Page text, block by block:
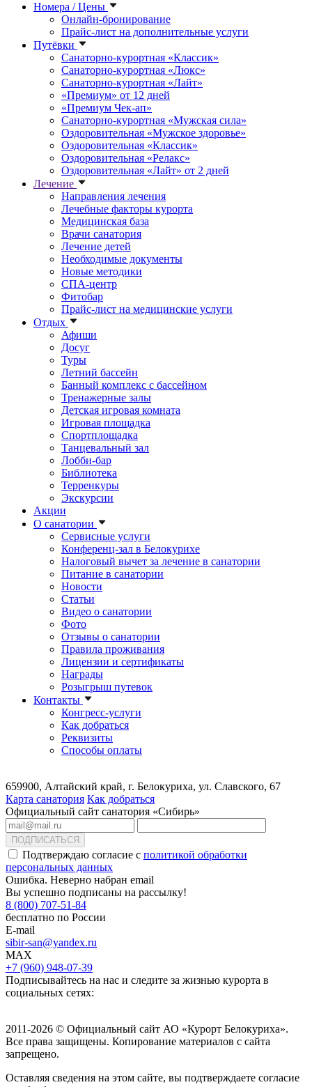
Номера / Цены
Онлайн-бронирование
Прайс-лист на дополнительные услуги
Путёвки
Санаторно-курортная «Классик»
Санаторно-курортная «Люкс»
Санаторно-курортная «Лайт»
«Премиум» от 12 дней
«Премиум Чек-ап»
Санаторно-курортная «Мужская сила»
Оздоровительная «Мужское здоровье»
Оздоровительная «Классик»
Оздоровительная «Релакс»
Оздоровительная «Лайт» от 2 дней
Лечение
Направления лечения
Лечебные факторы курорта
Медицинская база
Врачи санатория
Лечение детей
Необходимые документы
Новые методики
СПА-центр
Фитобар
Прайс-лист на медицинские услуги
Отдых
Афиши
Досуг
Туры
Летний бассейн
Банный комплекс с бассейном
Тренажерные залы
Детская игровая комната
Игровая площадка
Спортплощадка
Танцевальный зал
Лобби-бар
Библиотека
Терренкуры
Экскурсии
Акции
О санатории
Сервисные услуги
Конференц-зал в Белокурихе
Налоговый вычет за лечение в санатории
Питание в санатории
Новости
Статьи
Видео о санатории
Фото
Отзывы о санатории
Правила проживания
Лицензии и сертификаты
Награды
Розыгрыш путевок
Контакты
Конгресс-услуги
Как добраться
Реквизиты
Способы оплаты
659900, Алтайский край, г. Белокуриха, ул. Славского, 67
Карта санатория Как добраться
Официальный сайт санатория «Сибирь»
ПОДПИСАТЬСЯ
Подтверждаю согласие с политикой обработки
персональных данных
Ошибка. Неверно набран email
Вы успешно подписаны на рассылку!
8 (800) 707-51-84
бесплатно по России
E-mail
sibir-san@yandex.ru
MAX
+7 (960) 948-07-39
Подписывайтесь на нас и следите за жизнью курорта в
социальных сетях:
2011-2026 © Официальный сайт АО «Курорт Белокуриха».
Все права защищены. Копирование материалов с сайта
запрещено.
Оставляя сведения на этом сайте, вы подтверждаете согласие